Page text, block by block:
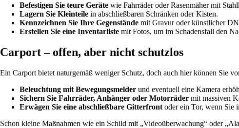
Befestigen Sie teure Geräte wie Fahrräder oder Rasenmäher mit
Lagern Sie Kleinteile in abschließbaren Schränken oder Kisten.
Kennzeichnen Sie Ihre Gegenstände mit Gravur oder künstlicher
Erstellen Sie eine Inventarliste mit Fotos, um im Schadensfall den
Carport – offen, aber nicht schutzlos
Ein Carport bietet naturgemäß weniger Schutz, doch auch hier können Sie
Beleuchtung mit Bewegungsmelder und eventuell eine Kamera
Sichern Sie Fahrräder, Anhänger oder Motorräder mit massiven
Erwägen Sie eine abschließbare Gitterfront oder ein Tor, wenn Sie
Schon kleine Maßnahmen wie ein Schild mit „Videoüberwachung“ oder